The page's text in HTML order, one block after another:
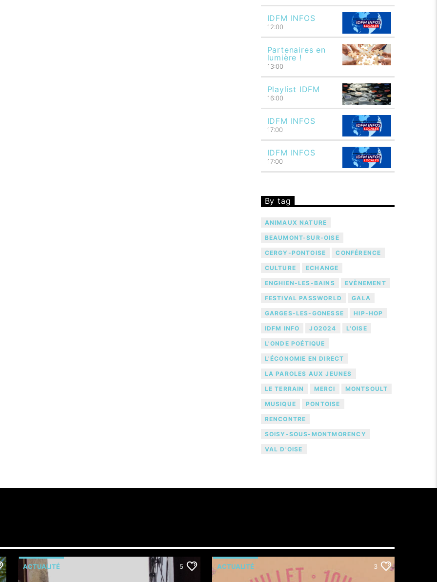
IDFM INFOS
12:00
Partenaires en
lumière !
13:00
Playlist IDFM
16:00
IDFM INFOS
17:00
IDFM INFOS
17:00
By tag
ANIMAUX NATURE
BEAUMONT-SUR-OISE
CERGY-PONTOISE CONFÉRENCE
CULTURE ECHANGE
ENGHIEN-LES-BAINS EVÈNEMENT
FESTIVAL PASSWORLD GALA
GARGES-LES-GONESSE HIP-HOP
IDFM INFO JO2024 L'OISE
L'ONDE POÉTIQUE
L'ÉCONOMIE EN DIRECT
LA PAROLES AUX JEUNES
LE TERRAIN MERCI MONTSOULT
MUSIQUE PONTOISE
RENCONTRE
SOISY-SOUS-MONTMORENCY
VAL D'OISE
ACTUALITÉ 5 ACTUALITÉ 3